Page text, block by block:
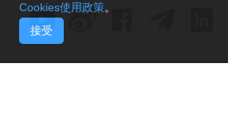
Cookies使用政策。
接受